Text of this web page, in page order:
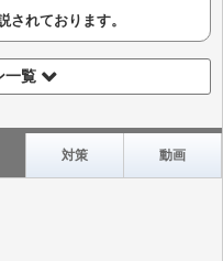
されております。
一覧
対策 動画